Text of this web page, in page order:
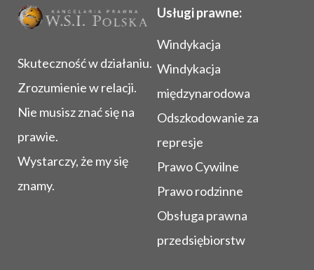
Skuteczność w działaniu.
Zrozumienie w relacji.
Nie musisz znać się na
prawie.
Wystarczy, że my się
znamy.
Usługi prawne:
Windykacja
Windykacja
międzynarodowa
Odszkodowanie za
represje
Prawo Cywilne
Prawo rodzinne
Obsługa prawna
przedsiębiorstw